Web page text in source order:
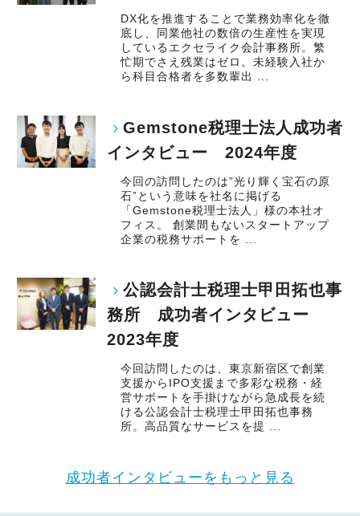
DX化を推進することで業務効率化を徹
底し、同業他社の数倍の生産性を実現
しているエクセライク会計事務所。繁
忙期でさえ残業はゼロ。未経験入社か
ら科目合格者を多数輩出 ...
Gemstone税理士法人成功者
インタビュー 2024年度
今回の訪問したのは”光り輝く宝石の原
石”という意味を社名に掲げる
「Gemstone税理士法人」様の本社オ
フィス。 創業間もないスタートアップ
企業の税務サポートを ...
公認会計士税理士甲田拓也事
務所 成功者インタビュー
2023年度
今回訪問したのは、東京新宿区で創業
支援からIPO支援まで多彩な税務・経
営サポートを手掛けながら急成長を続
ける公認会計士税理士甲田拓也事務
所。高品質なサービスを提 ...
成功者インタビューをもっと見る